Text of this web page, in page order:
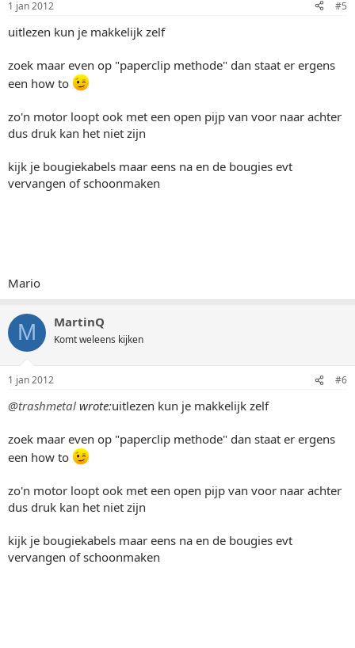
1 jan 2012 #5
uitlezen kun je makkelijk zelf
zoek maar even op "paperclip methode" dan staat er ergens
een how to
zo'n motor loopt ook met een open pijp van voor naar achter
dus druk kan het niet zijn
kijk je bougiekabels maar eens na en de bougies evt
vervangen of schoonmaken
Mario
M MartinQ
Komt weleens kijken
1 jan 2012 #6
@trashmetal wrote:uitlezen kun je makkelijk zelf
zoek maar even op "paperclip methode" dan staat er ergens
een how to
zo'n motor loopt ook met een open pijp van voor naar achter
dus druk kan het niet zijn
kijk je bougiekabels maar eens na en de bougies evt
vervangen of schoonmaken